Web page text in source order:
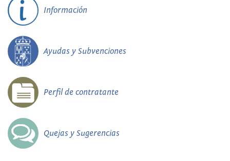
Información
Ayudas y Subvenciones
Perfil de contratante
Quejas y Sugerencias